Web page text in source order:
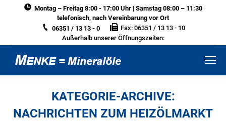
Montag – Freitag 8:00 - 17:00 Uhr | Samstag 08:00 – 11:30
telefonisch, nach Vereinbarung vor Ort
06351 / 13 13 - 0
Fax: 06351 / 13 13 - 10
Außerhalb unserer Öffnungszeiten:
KATEGORIE-ARCHIVE:
NACHRICHTEN ZUM HEIZÖLMARKT